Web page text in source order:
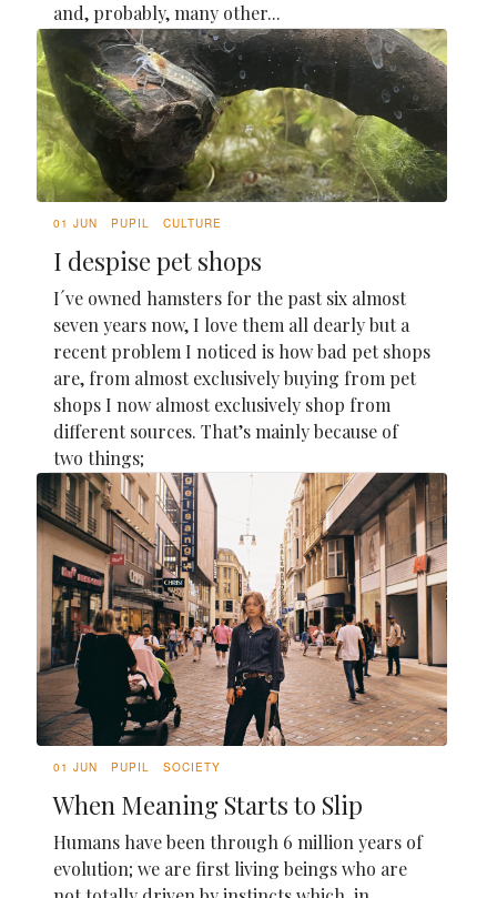
and, probably, many other...
01 JUN PUPIL CULTURE
I despise pet shops
I´ve owned hamsters for the past six almost
seven years now, I love them all dearly but a
recent problem I noticed is how bad pet shops
are, from almost exclusively buying from pet
shops I now almost exclusively shop from
different sources. That’s mainly because of
two things;
01 JUN PUPIL SOCIETY
When Meaning Starts to Slip
Humans have been through 6 million years of
evolution; we are first living beings who are